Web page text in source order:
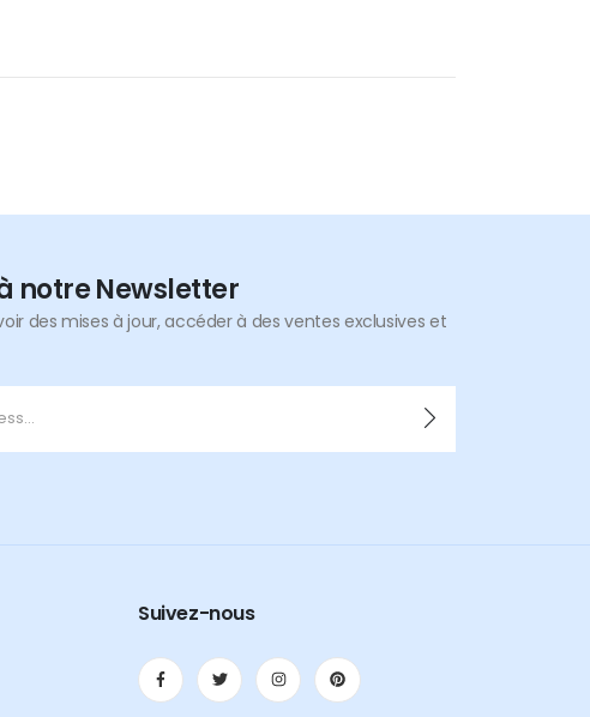
notre Newsletter
des mises à jour, accéder à des ventes exclusives et
Suivez-nous